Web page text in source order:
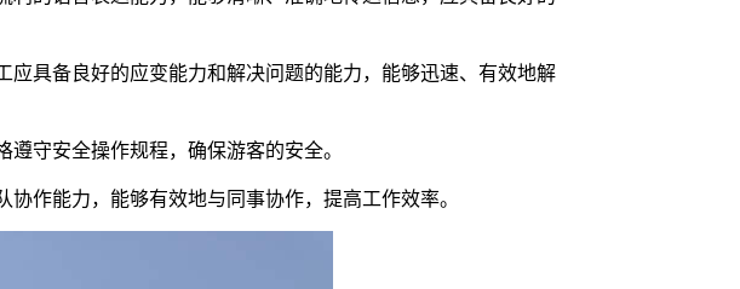
具备良好的应变能力和解决问题的能力，能够迅速、有效地解
守安全操作规程，确保游客的安全。
作能力，能够有效地与同事协作，提高工作效率。